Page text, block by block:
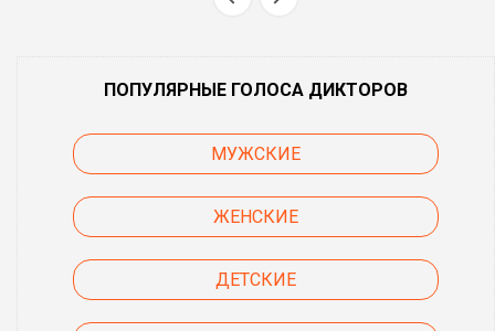
ПОПУЛЯРНЫЕ ГОЛОСА ДИКТОРОВ
МУЖСКИЕ
ЖЕНСКИЕ
ДЕТСКИЕ